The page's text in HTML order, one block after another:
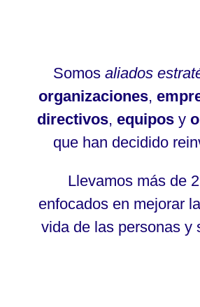
Somos aliados
organizaciones,
directivos, equiposy
que han decidido
Llevamos más de
enfocados en mejorar
vida de las personas y